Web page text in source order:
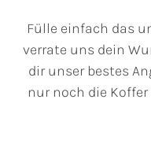
Fülle einfach das
verrate uns dein
dir unser bestes
nur noch die